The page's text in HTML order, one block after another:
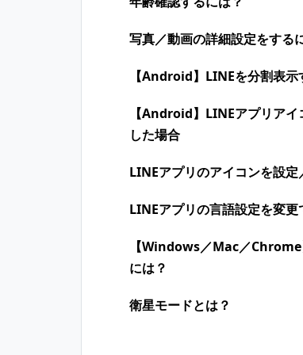
写真／動画の詳細設定をする
【Android】LINEを分割表示
【Android】LINEアプリア
した場合
LINEアプリのアイコンを設定
LINEアプリの言語設定を変更
【Windows／Mac／
には？
衛星モードとは？